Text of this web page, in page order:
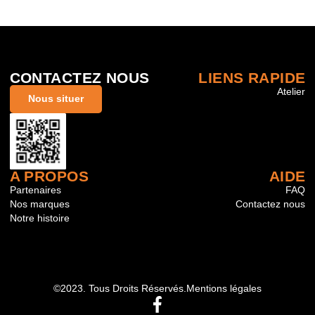
CONTACTEZ NOUS
Nous situer
LIENS RAPIDE
Atelier
A PROPOS
Partenaires
Nos marques
Notre histoire
AIDE
FAQ
Contactez nous
©2023. Tous Droits Réservés. Mentions légales